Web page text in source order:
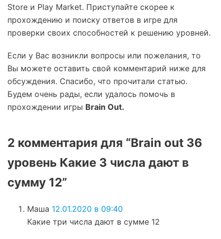
Store и Play Market. Приступайте скорее к
прохождению и поиску ответов в игре для
проверки своих способностей к решению уровней.
Если у Вас возникли вопросы или пожелания, то
Вы можете оставить свой комментарий ниже для
обсуждения. Спасибо, что прочитали статью.
Будем очень рады, если удалось помочь в
прохождении игры Brain Out.
2 комментария для “Brain out 36
уровень Какие 3 числа дают в
сумму 12”
Маша 12.01.2020 в 09:40
Какие три числа дают в сумме 12